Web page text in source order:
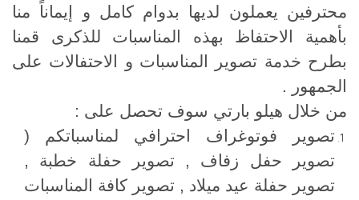
محترفين يعملون لديها بدوام كامل و إيماناً منا
بأهمية الاحتفاظ بهذه المناسبات للذكرى قمنا
بطرح خدمة تصوير المناسبات و الاحتفالات على
الجمهور .
من خلال هيلو بارتي سوف تحصل على :
تصوير فوتوغراف احترافي لمناسباتكم (
تصوير حفل زفاف , تصوير حفلة خطبة ,
تصوير حفلة عيد ميلاد , تصوير كافة المناسبات